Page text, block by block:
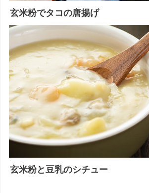
玄米粉でタコの唐揚げ
玄米粉と豆乳のシチュー